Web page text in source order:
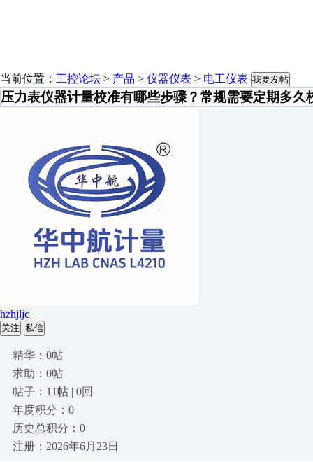
当前位置： 工控论坛 > 产品 > 仪器仪表 > 电工仪表 我要发帖
压力表仪器计量校准有哪些步骤？常规需要定期多久
hzhjljc
关注 私信
精华：0帖
求助：0帖
帖子：11帖 | 0回
年度积分：0
历史总积分：0
注册：2026年6月23日